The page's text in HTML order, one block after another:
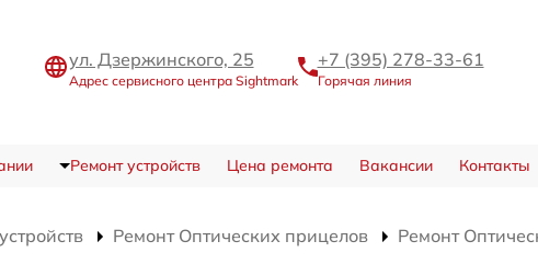
ул. Дзержинского, 25
Адрес сервисного центра Sightmark
+7 (395) 278-33-61
Горячая линия
Ремонт устройств Цена ремонта Вакансии Контакты
Ремонт Оптических прицелов
Ремонт